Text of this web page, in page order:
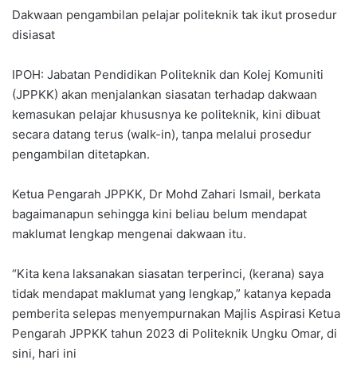
Dakwaan pengambilan pelajar politeknik tak ikut prosedur
disiasat
IPOH: Jabatan Pendidikan Politeknik dan Kolej Komuniti
(JPPKK) akan menjalankan siasatan terhadap dakwaan
kemasukan pelajar khususnya ke politeknik, kini dibuat
secara datang terus (walk-in), tanpa melalui prosedur
pengambilan ditetapkan.
Ketua Pengarah JPPKK, Dr Mohd Zahari Ismail, berkata
bagaimanapun sehingga kini beliau belum mendapat
maklumat lengkap mengenai dakwaan itu.
“Kita kena laksanakan siasatan terperinci, (kerana) saya
tidak mendapat maklumat yang lengkap,” katanya kepada
pemberita selepas menyempurnakan Majlis Aspirasi Ketua
Pengarah JPPKK tahun 2023 di Politeknik Ungku Omar, di
sini, hari ini